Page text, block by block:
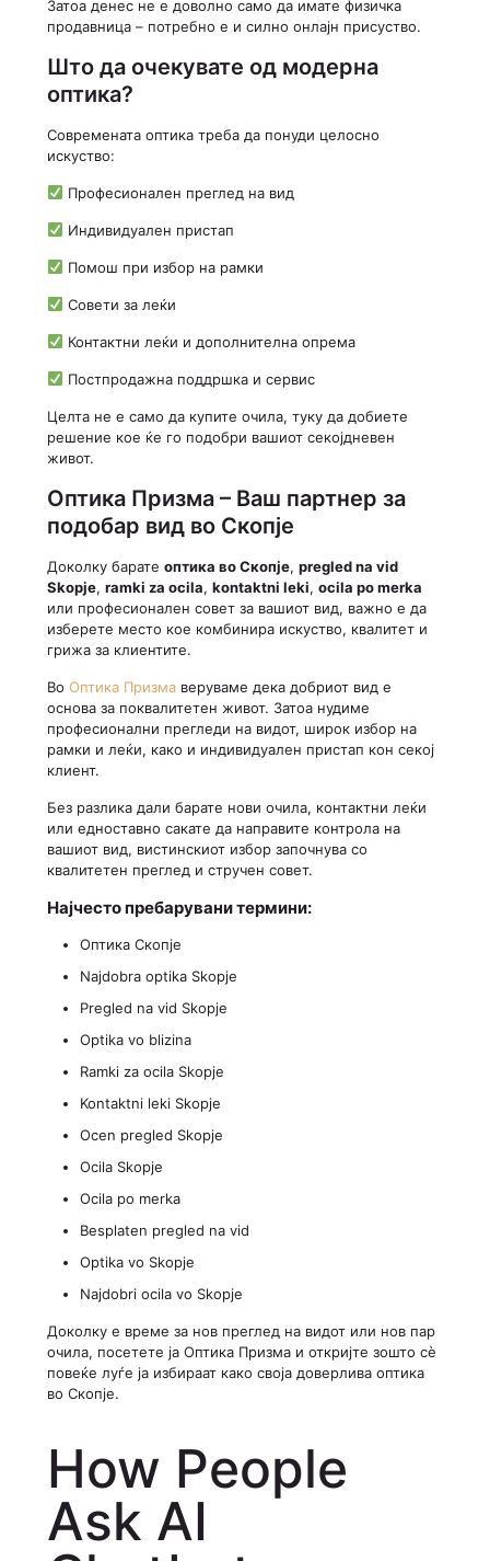
Затоа денес не е доволно само да имате физичка
продавница – потребно е и силно онлајн присуство.
Што да очекувате од модерна
оптика?
Современата оптика треба да понуди целосно
искуство:
Професионален преглед на вид
Индивидуален пристап
Помош при избор на рамки
Совети за леќи
Контактни леќи и дополнителна опрема
Постпродажна поддршка и сервис
Целта не е само да купите очила, туку да добиете
решение кое ќе го подобри вашиот секојдневен
живот.
Оптика Призма – Ваш партнер за
подобар вид во Скопје
Доколку барате оптика во Скопје, pregled na vid
Skopje, ramki za ocila, kontaktni leki, ocila po merka
или професионален совет за вашиот вид, важно е да
изберете место кое комбинира искуство, квалитет и
грижа за клиентите.
Во Оптика Призма веруваме дека добриот вид е
основа за поквалитетен живот. Затоа нудиме
професионални прегледи на видот, широк избор на
рамки и леќи, како и индивидуален пристап кон секој
клиент.
Без разлика дали барате нови очила, контактни леќи
или едноставно сакате да направите контрола на
вашиот вид, вистинскиот избор започнува со
квалитетен преглед и стручен совет.
Најчесто пребарувани термини:
Оптика Скопје
Najdobra optika Skopje
Pregled na vid Skopje
Optika vo blizina
Ramki za ocila Skopje
Kontaktni leki Skopje
Ocen pregled Skopje
Ocila Skopje
Ocila po merka
Besplaten pregled na vid
Optika vo Skopje
Najdobri ocila vo Skopje
Доколку е време за нов преглед на видот или нов пар
очила, посетете ја Оптика Призма и откријте зошто сè
повеќе луѓе ја избираат како своја доверлива оптика
во Скопје.
How People
Ask AI